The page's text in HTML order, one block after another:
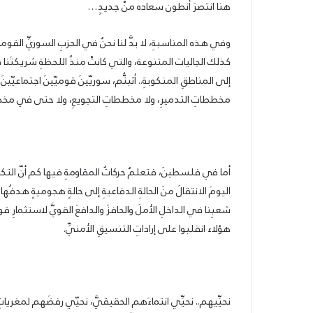
هنا انتصرَ أنطون سعاده منْ جديدٍ…
وفي هذه المناسبةِ، لا بدَّ لنا نحنُ في الحزبِ السوريِّ
كذلك الجاليات المتنوعة، والتي كانتْ منذُ اللحظةِ
إلى المناطقِ المنكوبةِ.. أثبتُّم، سوريّينَ قوميّينَ
مخططاتِ التدميرِ، ولا مخططاتِ التجويعِ، ولا حتى في
أما في فلسطينَ، فتعلمُ حركاتُ المقاومةِ فيها كم أنّ
اليومَ الانتقالَ منَ الحالةِ الدفاعيةِ إلى حالةٍ هجوميةٍ
شعبِنا في الداخلِ الأملَ والحافزَ والدافعَ القويَّ
هؤلاء انقلبوا على إراداتِ التنسيقِ الأمنيِّ.
نحيِّيهم.. نحيِّي انتماءَهم الحقيقيَّ، نحيّي رفضَهم